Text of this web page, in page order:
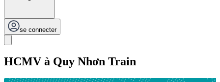
se connecter
HCMV à Quy Nhơn Train